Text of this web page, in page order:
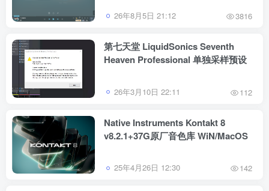
26年8月5日 21:12 3816
第七天堂 LiquidSonics Seventh
Heaven Professional 单独采样预设
26年3月10日 22:11 112
Native Instruments Kontakt 8
v8.2.1+37G原厂音色库 WiN/MacOS
25年4月26日 12:30 142